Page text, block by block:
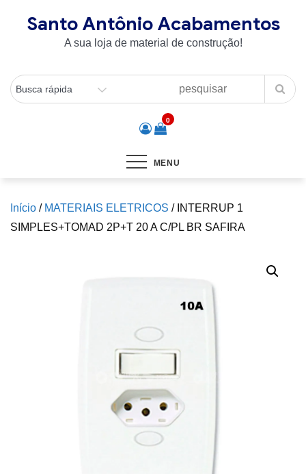
Santo Antônio Acabamentos
A sua loja de material de construção!
0
MENU
Início / MATERIAIS ELETRICOS / INTERRUP 1
SIMPLES+TOMAD 2P+T 20 A C/PL BR SAFIRA